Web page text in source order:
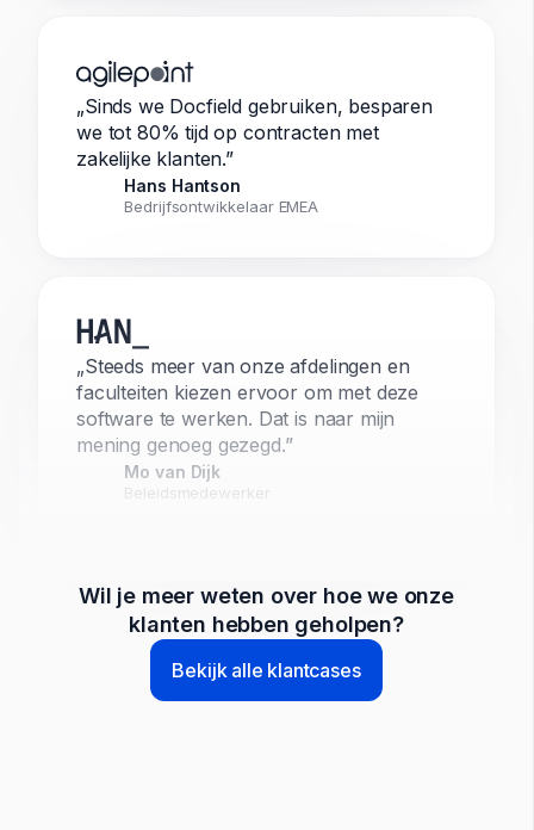
„Sinds we Docfield gebruiken, besparen
we tot 80% tijd op contracten met
zakelijke klanten.”
Hans Hantson
Bedrijfsontwikkelaar EMEA
„Steeds meer van onze afdelingen en
faculteiten kiezen ervoor om met deze
software te werken. Dat is naar mijn
mening genoeg gezegd.”
Mo van Dijk
Beleidsmedewerker
Wil je meer weten over hoe we onze
klanten hebben geholpen?
Bekijk alle klantcases